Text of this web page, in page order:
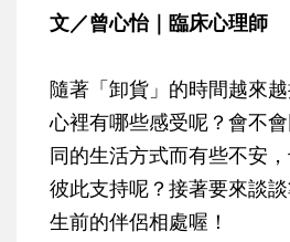
文／曾心怡｜臨床心理師
隨著「卸貨」的時間越來
心裡有哪些感受呢？會不
同的生活方式而有些不安
彼此支持呢？接著要來談
生前的伴侶相處喔！